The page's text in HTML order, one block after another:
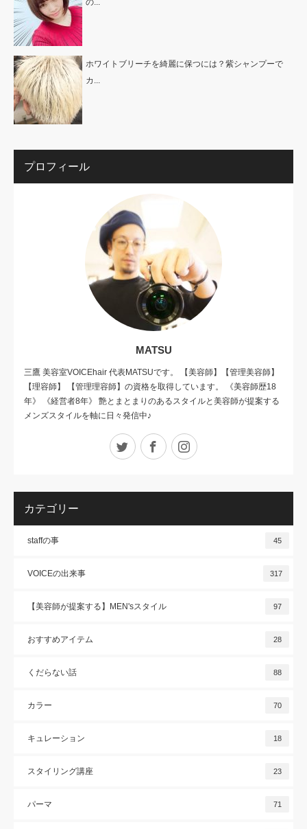
の...
ホワイトブリーチを綺麗に保つには？紫シャンプーで
カ...
プロフィール
MATSU
三鷹 美容室VOICEhair 代表MATSUです。 【美容師】【管理美容師】
【理容師】 【管理理容師】の資格を取得しています。 《美容師歴18
年》 《経営者8年》 艶とまとまりのあるスタイルと美容師が提案する
メンズスタイルを軸に日々発信中♪
Twitter Facebook
カテゴリー
staffの事 45
VOICEの出来事 317
【美容師が提案する】MEN'sスタイル 97
おすすめアイテム 28
くだらない話 88
カラー 70
キュレーション 18
スタイリング講座 23
パーマ 71